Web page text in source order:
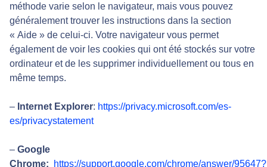
méthode varie selon le navigateur, mais vous pouvez
généralement trouver les instructions dans la section
« Aide » de celui-ci. Votre navigateur vous permet
également de voir les cookies qui ont été stockés sur votre
ordinateur et de les supprimer individuellement ou tous en
même temps.
– Internet Explorer: https://privacy.microsoft.com/es-
es/privacystatement
– Google
Chrome:
https://support.google.com/chrome/answer/95647?